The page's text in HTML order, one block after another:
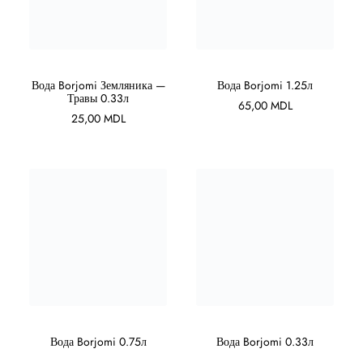
В КОРЗИНУ
Вода Borjomi Земляника —
Травы 0.33л
25,00 MDL
В КОРЗИНУ
Вода Borjomi 1.25л
65,00 MDL
В КОРЗИНУ
Вода Borjomi 0.75л
В КОРЗИНУ
Вода Borjomi 0.33л